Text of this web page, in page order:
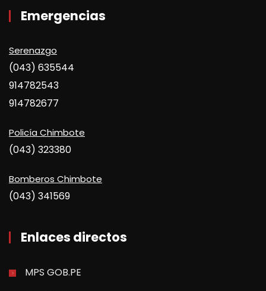
Emergencias
Serenazgo
(043) 635544
914782543
914782677
Policía Chimbote
(043) 323380
Bomberos Chimbote
(043) 341569
Enlaces directos
MPS GOB.PE